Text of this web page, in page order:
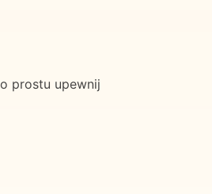
prostu upewnij